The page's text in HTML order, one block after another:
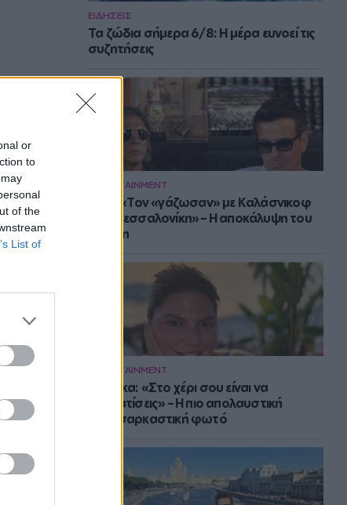
or
to
of the
List of
ΕΙΔΗΣΕΙΣ
Τα ζώδια σήμερα 6/8: Η μέρα ευνοεί τις
συζητήσεις
ENTERTAINMENT
Νίνο: «Τον «γάζωσαν» με Καλάσνικοφ
στη Θεσσαλονίκη» – Η αποκάλυψη του
Ψινάκη
ENTERTAINMENT
Μπάρκα: «Στο χέρι σου είναι να
αδυνατίσεις» – Η πιο απολαυστική
αυτοσαρκαστική φωτό